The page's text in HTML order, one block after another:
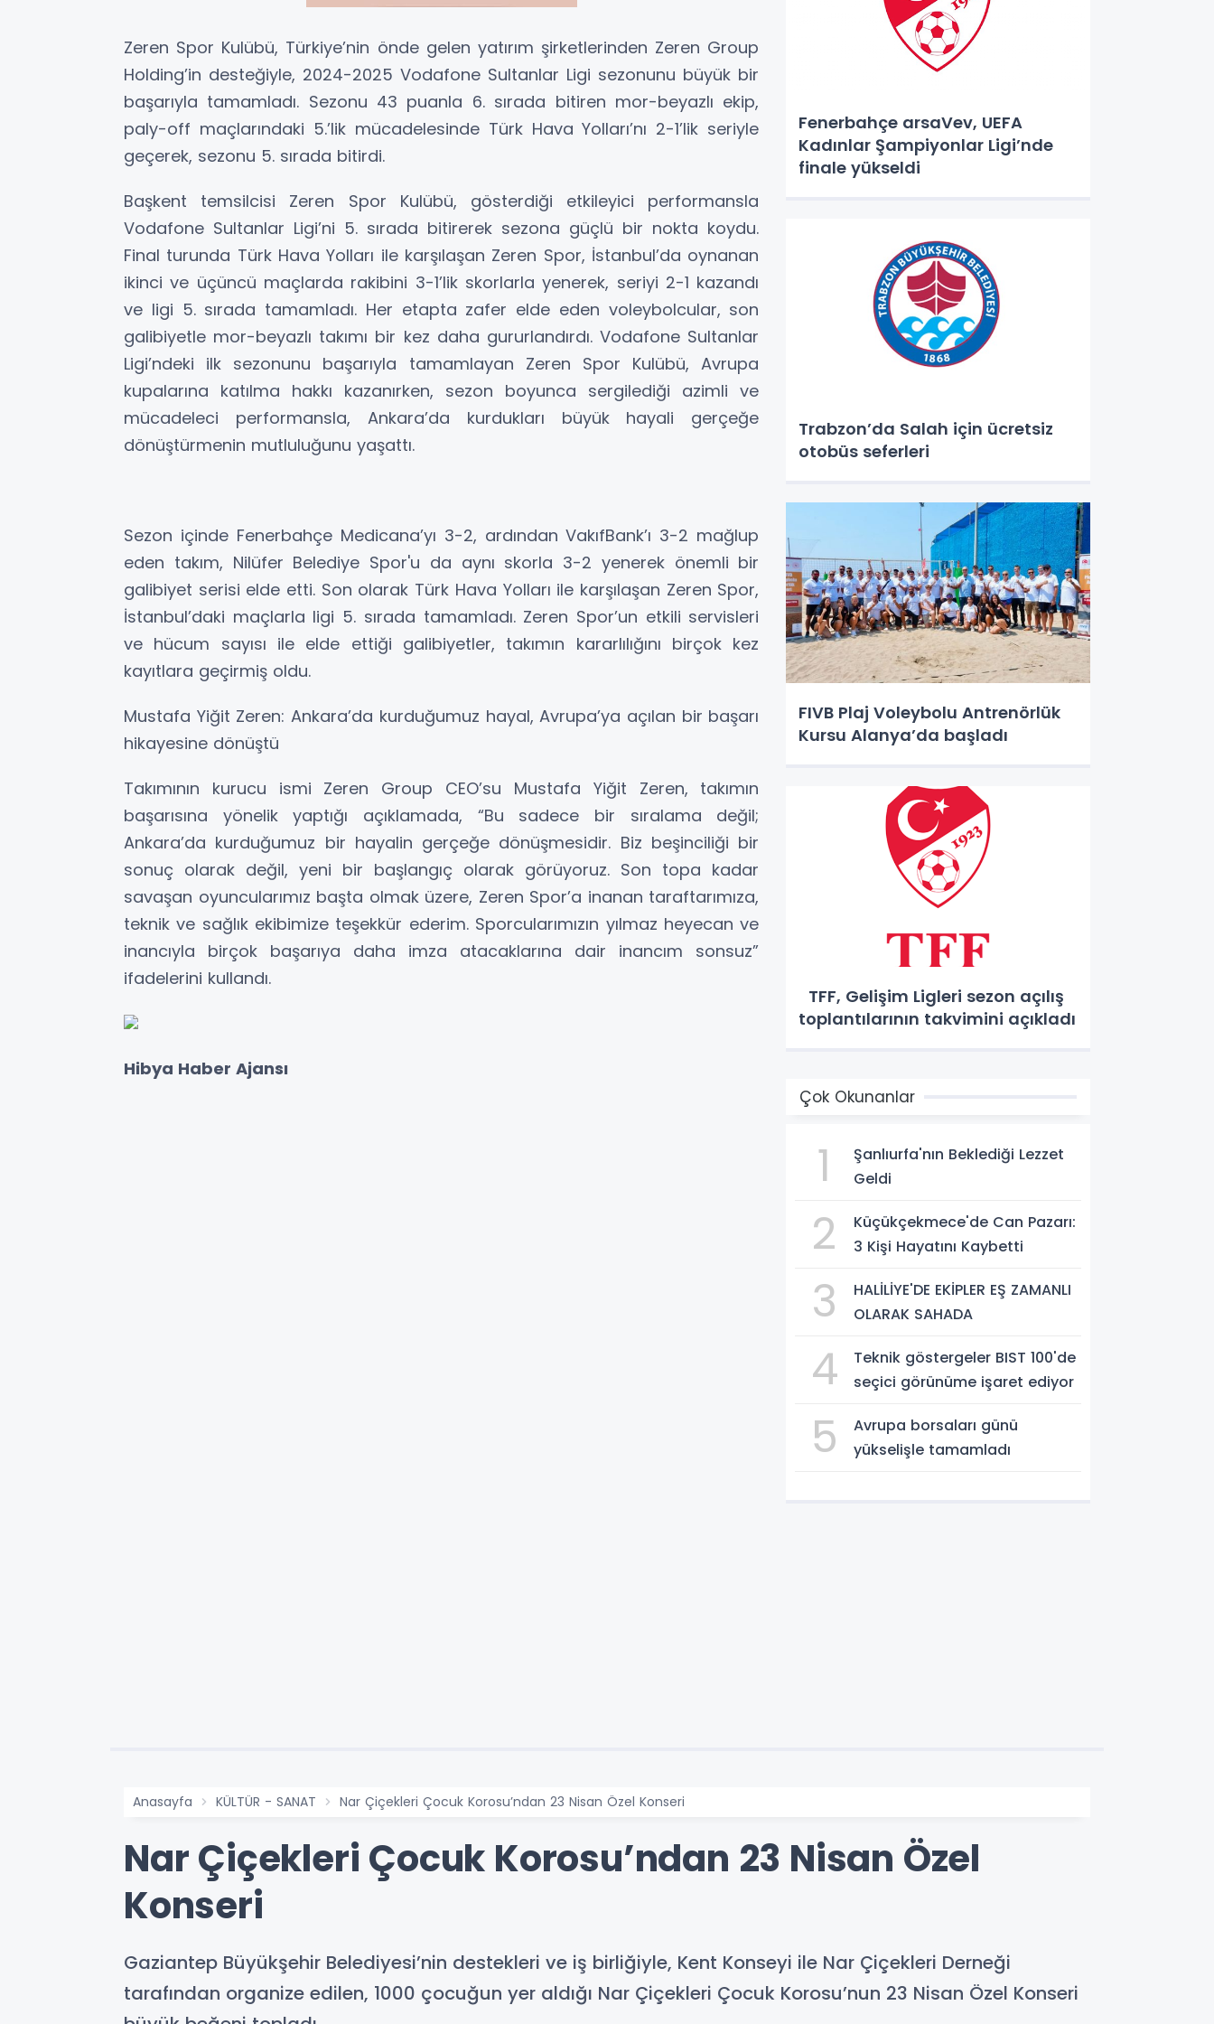
Zeren Spor Kulübü, Türkiye’nin önde gelen yatırım şirketlerinden Zeren Group
Holding’in desteğiyle, 2024-2025 Vodafone Sultanlar Ligi sezonunu büyük bir
başarıyla tamamladı. Sezonu 43 puanla 6. sırada bitiren mor-beyazlı ekip,
paly-off maçlarındaki 5.’lik mücadelesinde Türk Hava Yolları’nı 2-1’lik seriyle
geçerek, sezonu 5. sırada bitirdi.
Başkent temsilcisi Zeren Spor Kulübü, gösterdiği etkileyici performansla
Vodafone Sultanlar Ligi’ni 5. sırada bitirerek sezona güçlü bir nokta koydu.
Final turunda Türk Hava Yolları ile karşılaşan Zeren Spor, İstanbul’da oynanan
ikinci ve üçüncü maçlarda rakibini 3-1’lik skorlarla yenerek, seriyi 2-1 kazandı
ve ligi 5. sırada tamamladı. Her etapta zafer elde eden voleybolcular, son
galibiyetle mor-beyazlı takımı bir kez daha gururlandırdı. Vodafone Sultanlar
Ligi’ndeki ilk sezonunu başarıyla tamamlayan Zeren Spor Kulübü, Avrupa
kupalarına katılma hakkı kazanırken, sezon boyunca sergilediği azimli ve
mücadeleci performansla, Ankara’da kurdukları büyük hayali gerçeğe
dönüştürmenin mutluluğunu yaşattı.
Sezon içinde Fenerbahçe Medicana’yı 3-2, ardından VakıfBank’ı 3-2 mağlup
eden takım, Nilüfer Belediye Spor'u da aynı skorla 3-2 yenerek önemli bir
galibiyet serisi elde etti. Son olarak Türk Hava Yolları ile karşılaşan Zeren Spor,
İstanbul’daki maçlarla ligi 5. sırada tamamladı. Zeren Spor’un etkili servisleri
ve hücum sayısı ile elde ettiği galibiyetler, takımın kararlılığını birçok kez
kayıtlara geçirmiş oldu.
Mustafa Yiğit Zeren: Ankara’da kurduğumuz hayal, Avrupa’ya açılan bir başarı
hikayesine dönüştü
Takımının kurucu ismi Zeren Group CEO’su Mustafa Yiğit Zeren, takımın
başarısına yönelik yaptığı açıklamada, “Bu sadece bir sıralama değil;
Ankara’da kurduğumuz bir hayalin gerçeğe dönüşmesidir. Biz beşinciliği bir
sonuç olarak değil, yeni bir başlangıç olarak görüyoruz. Son topa kadar
savaşan oyuncularımız başta olmak üzere, Zeren Spor’a inanan taraftarımıza,
teknik ve sağlık ekibimize teşekkür ederim. Sporcularımızın yılmaz heyecan ve
inancıyla birçok başarıya daha imza atacaklarına dair inancım sonsuz”
ifadelerini kullandı.
Hibya Haber Ajansı
Fenerbahçe arsaVev, UEFA
Kadınlar Şampiyonlar Ligi’nde
finale yükseldi
Trabzon’da Salah için ücretsiz
otobüs seferleri
FIVB Plaj Voleybolu Antrenörlük
Kursu Alanya’da başladı
TFF, Gelişim Ligleri sezon açılış
toplantılarının takvimini açıkladı
Çok Okunanlar
1
Şanlıurfa'nın Beklediği Lezzet
Geldi
2
Küçükçekmece'de Can Pazarı:
3 Kişi Hayatını Kaybetti
3
HALİLİYE'DE EKİPLER EŞ ZAMANLI
OLARAK SAHADA
4
Teknik göstergeler BIST 100'de
seçici görünüme işaret ediyor
5
Avrupa borsaları günü
yükselişle tamamladı
Anasayfa KÜLTÜR - SANAT Nar Çiçekleri Çocuk Korosu’ndan 23 Nisan Özel Konseri
Nar Çiçekleri Çocuk Korosu’ndan 23 Nisan Özel
Konseri
Gaziantep Büyükşehir Belediyesi’nin destekleri ve iş birliğiyle, Kent Konseyi ile Nar Çiçekleri Derneği
tarafından organize edilen, 1000 çocuğun yer aldığı Nar Çiçekleri Çocuk Korosu’nun 23 Nisan Özel Konseri